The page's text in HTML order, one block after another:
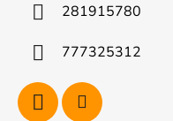
281915780
777325312